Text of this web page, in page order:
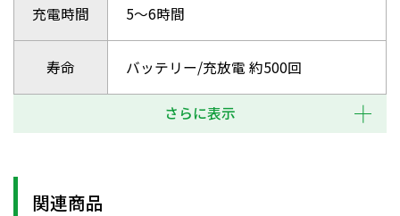
充電時間 5～6時間
寿命 バッテリー/充放電 約500回
さらに表示
関連商品